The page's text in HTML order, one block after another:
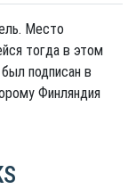
Место
тогда в этом
подписан в
Финляндия